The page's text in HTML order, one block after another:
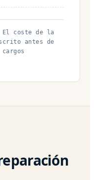
El coste de la
antes de